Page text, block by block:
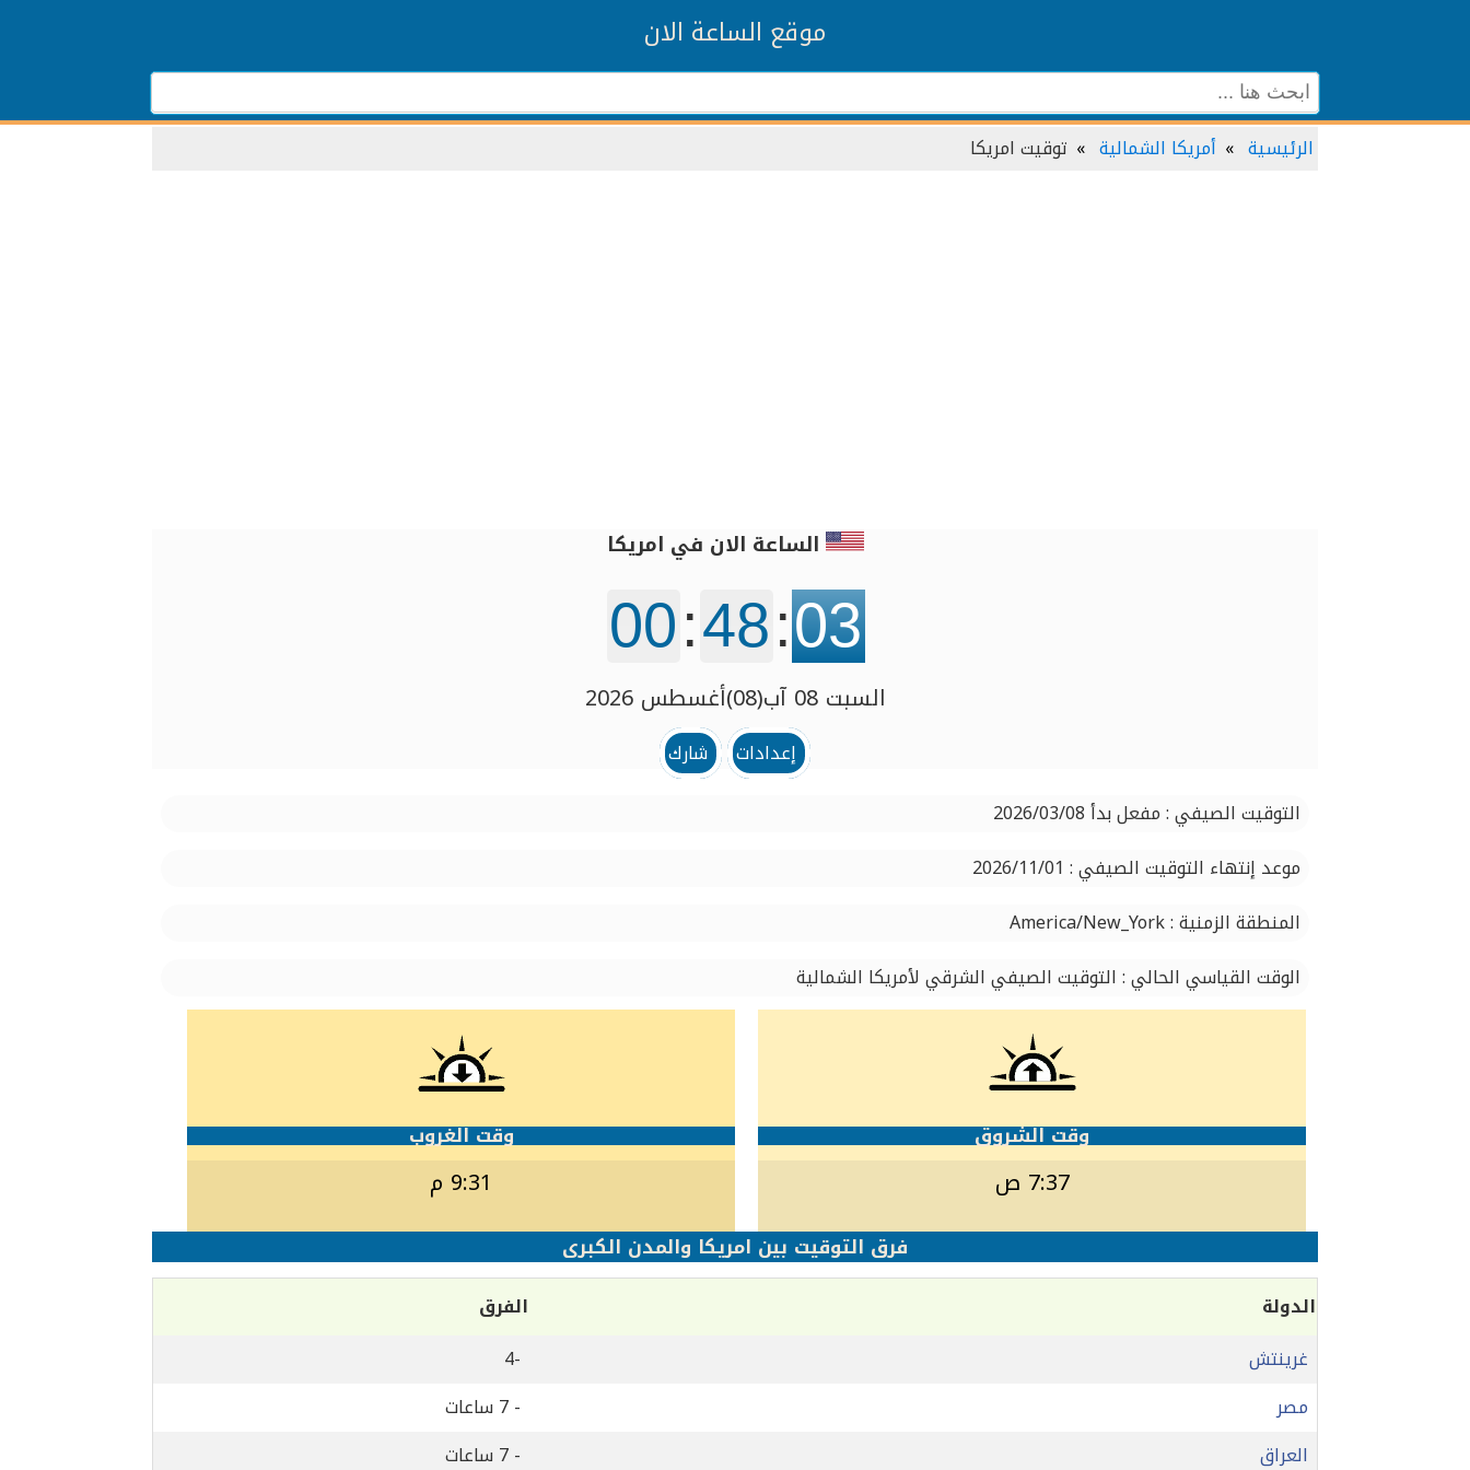
موقع الساعة الان
الرئيسية أمريكا الشمالية توقيت امريكا
الساعة الان في امريكا
00:48:03
السبت 08 آب(08)أغسطس 2026
إعدادات
شارك
التوقيت الصيفي : مفعل بدأ 2026/03/08
موعد إنتهاء التوقيت الصيفي : 2026/11/01
المنطقة الزمنية : America/New_York
الوقت القياسي الحالي : التوقيت الصيفي الشرقي لأمريكا الشمالية
وقت الشروق
7:37 ص
وقت الغروب
9:31 م
فرق التوقيت بين امريكا والمدن الكبرى
الدولة
الفرق
غرينتش
-4
مصر
- 7 ساعات
العراق
- 7 ساعات